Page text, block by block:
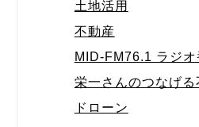
土地活用
不動産
MID-FM76.1 ラジオ
栄一さんのつなげる
ドローン